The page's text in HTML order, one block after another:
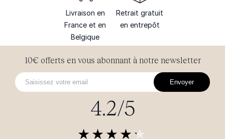
Livraison en
France et en
Belgique
Retrait gratuit
en entrepôt
10€ offerts en vous abonnant à notre newsletter
Envoyer
4.2/5